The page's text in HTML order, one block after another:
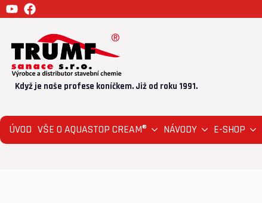
Když je naše profese koníčkem. Již od roku 1991.
ÚVOD VŠE O AQUASTOP CREAM® NÁVODY E-SHOP